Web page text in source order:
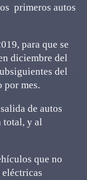
primeros autos
para que se
diciembre del
del
por mes.
de autos
total, y al
que no